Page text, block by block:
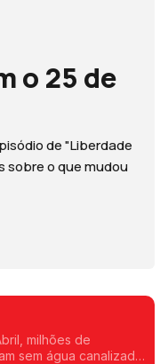
o 25 de
de "Liberdade
sobre o que mudou
milhões de
sem água canalizada,